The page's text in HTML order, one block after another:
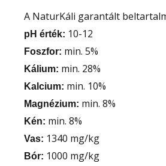
A NaturKáli garantált
pH érték: 10-12
Foszfor: min. 5%
Kálium: min. 28%
Kalcium: min. 10%
Magnézium: min. 8%
Kén: min. 8%
Vas: 1340 mg/kg
Bór: 1000 mg/kg